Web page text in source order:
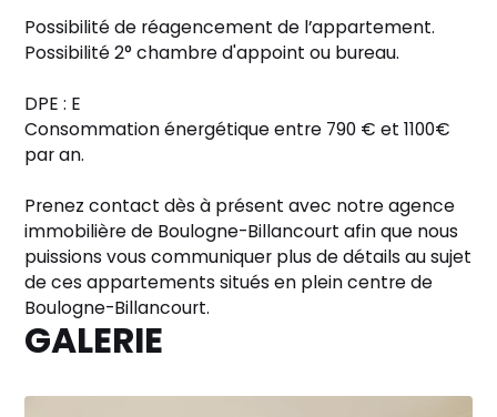
Possibilité de réagencement de l’appartement.
Possibilité 2° chambre d'appoint ou bureau.
DPE : E
Consommation énergétique entre 790 € et 1100€
par an.
Prenez contact dès à présent avec notreagence
immobilière de Boulogne-Billancourt afin que nous
puissions vous communiquer plus de détails au sujet
de ces appartements situés en plein centre de
Boulogne-Billancourt.
GALERIE